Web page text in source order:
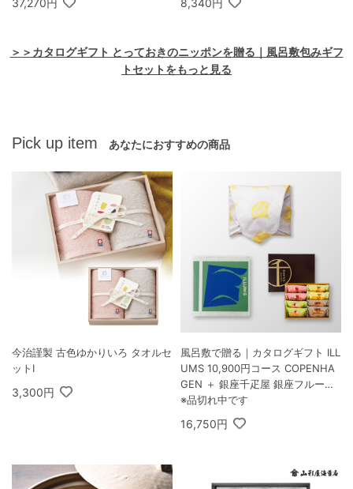
ト A
ント 30枚入
＞＞カタログギフト とっておきのニッポンを贈る｜風呂敷包みギフ
トセットをもっと見る
Pick up item あなたにおすすめの商品
今治謹製 古色ゆかりいろ タオルセ
ットI
3,300円
風呂敷で贈る｜カタログギフト ILL
UMS 10,900円コース COPENHA
GEN ＋ 銀座千疋屋 銀座フルーツ
フィナンシェ 8個入
※品切れ中です
16,750円